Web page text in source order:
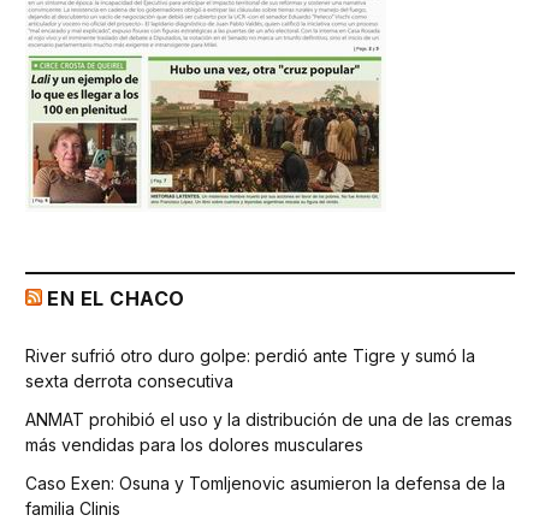
EN EL CHACO
River sufrió otro duro golpe: perdió ante Tigre y sumó la
sexta derrota consecutiva
ANMAT prohibió el uso y la distribución de una de las cremas
más vendidas para los dolores musculares
Caso Exen: Osuna y Tomljenovic asumieron la defensa de la
familia Clinis